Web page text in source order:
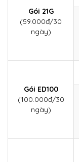
Gói 21G
(59.000đ/30
ngày)
Gói ED100
(100.000đ/30
ngày)